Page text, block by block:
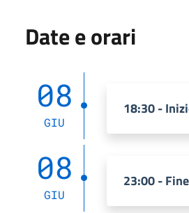
Date e orari
08
GIU
18:30 -
08
GIU
23:00 -